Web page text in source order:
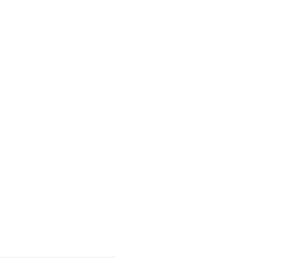
後付」後，將跳轉至「AFTEE先享後付」
費通知簡訊。
點擊此簡訊中的連結，可透過四大超商／
付款，方視為交易完成。
後付 」之結帳頁面顯示為準，若有關於
款等相關疑問，請聯繫「AFTEE先享後付
以上)免運費
以上)免運費